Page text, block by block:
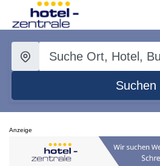
Suchen
Anzeige